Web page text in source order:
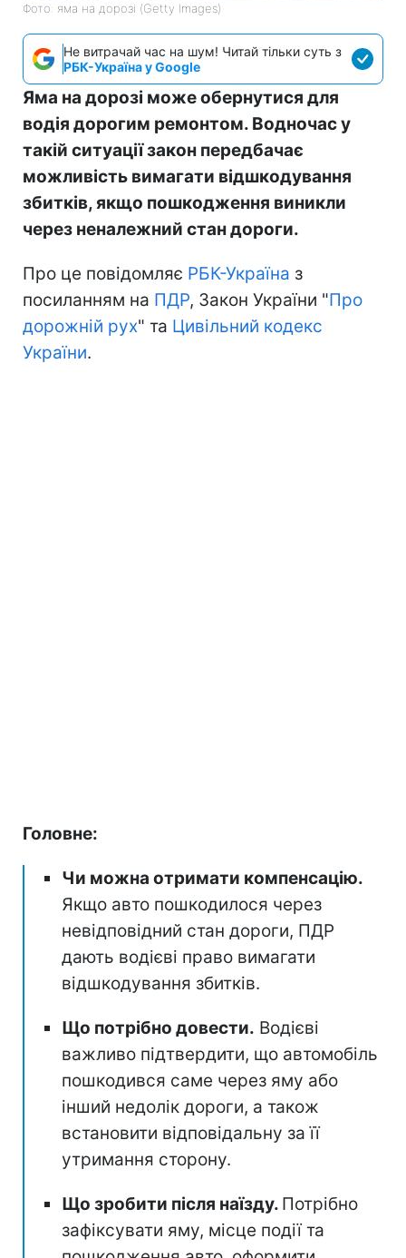
Фото: яма на дорозі (Getty Images)
Не витрачай час на шум! Читай тільки суть з
РБК-Україна у Google
Яма на дорозі може обернутися для
водія дорогим ремонтом. Водночас у
такій ситуації закон передбачає
можливість вимагати відшкодування
збитків, якщо пошкодження виникли
через неналежний стан дороги.
Про це повідомляє РБК-Україна з
посиланням на ПДР, Закон України "Про
дорожній рух" та Цивільний кодекс
України.
Головне:
Чи можна отримати компенсацію.
Якщо авто пошкодилося через
невідповідний стан дороги, ПДР
дають водієві право вимагати
відшкодування збитків.
Що потрібно довести. Водієві
важливо підтвердити, що автомобіль
пошкодився саме через яму або
інший недолік дороги, а також
встановити відповідальну за її
утримання сторону.
Що зробити після наїзду. Потрібно
зафіксувати яму, місце події та